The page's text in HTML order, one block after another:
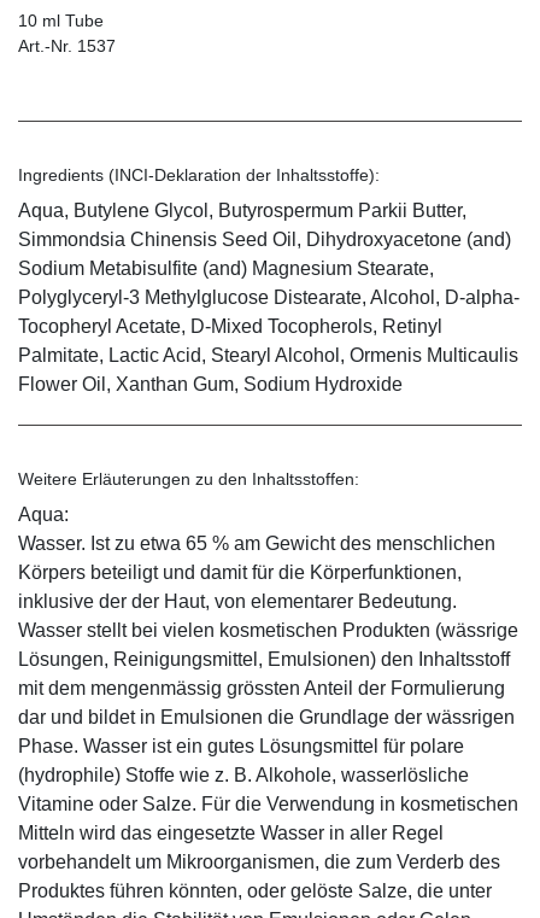
10 ml Tube
Art.-Nr. 1537
Ingredients (INCI-Deklaration der Inhaltsstoffe):
Aqua, Butylene Glycol, Butyrospermum Parkii Butter,
Simmondsia Chinensis Seed Oil, Dihydroxyacetone (and)
Sodium Metabisulfite (and) Magnesium Stearate,
Polyglyceryl-3 Methylglucose Distearate, Alcohol, D-alpha-
Tocopheryl Acetate, D-Mixed Tocopherols, Retinyl
Palmitate, Lactic Acid, Stearyl Alcohol, Ormenis Multicaulis
Flower Oil, Xanthan Gum, Sodium Hydroxide
Weitere Erläuterungen zu den Inhaltsstoffen:
Aqua:
Wasser. Ist zu etwa 65 % am Gewicht des menschlichen
Körpers beteiligt und damit für die Körperfunktionen,
inklusive der der Haut, von elementarer Bedeutung.
Wasser stellt bei vielen kosmetischen Produkten (wässrige
Lösungen, Reinigungsmittel, Emulsionen) den Inhaltsstoff
mit dem mengenmässig grössten Anteil der Formulierung
dar und bildet in Emulsionen die Grundlage der wässrigen
Phase. Wasser ist ein gutes Lösungsmittel für polare
(hydrophile) Stoffe wie z. B. Alkohole, wasserlösliche
Vitamine oder Salze. Für die Verwendung in kosmetischen
Mitteln wird das eingesetzte Wasser in aller Regel
vorbehandelt um Mikroorganismen, die zum Verderb des
Produktes führen könnten, oder gelöste Salze, die unter